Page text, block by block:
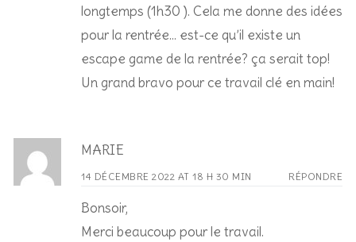
longtemps (1h30 ). Cela me donne des idées
pour la rentrée… est-ce qu’il existe un
escape game de la rentrée? ça serait top!
Un grand bravo pour ce travail clé en main!
MARIE
14 DÉCEMBRE 2022 AT 18 H 30 MIN RÉPONDRE
Bonsoir,
Merci beaucoup pour le travail.